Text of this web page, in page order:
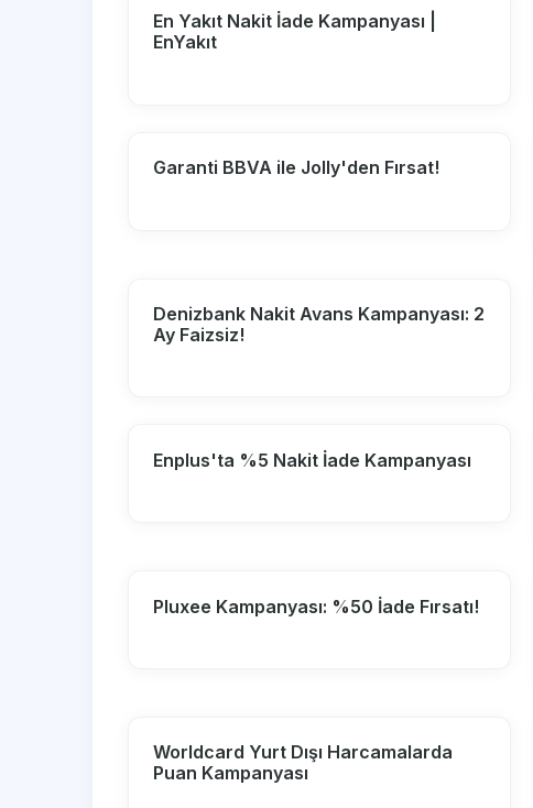
En Yakıt Nakit İade Kampanyası |
EnYakıt
Garanti BBVA ile Jolly'den Fırsat!
Denizbank Nakit Avans Kampanyası: 2
Ay Faizsiz!
Enplus'ta %5 Nakit İade Kampanyası
Pluxee Kampanyası: %50 İade Fırsatı!
Worldcard Yurt Dışı Harcamalarda
Puan Kampanyası